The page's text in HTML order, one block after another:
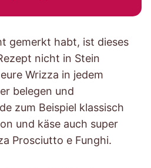
gemerkt habt, ist dieses
nicht in Stein
Wrizza in jedem
belegen und
zum Beispiel klassisch
und käse auch super
Prosciutto e Funghi.